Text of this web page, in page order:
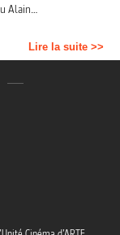
Alain…
Lire la suite >>